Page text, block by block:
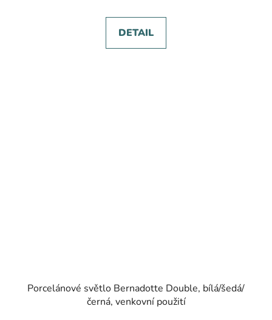
DETAIL
Porcelánové světlo Bernadotte Double, bílá/šedá/
černá, venkovní použití